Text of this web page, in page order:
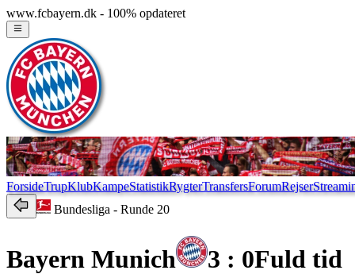
www.fcbayern.dk - 100% opdateret
ForsideTrupKlubKampeStatistikRygterTransfersForumRejser
Bundesliga - Runde 20
Bayern Munich 3 : 0Fuld tid